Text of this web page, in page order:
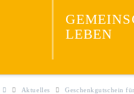
LEBEN
Aktuelles Geschenkgutschein